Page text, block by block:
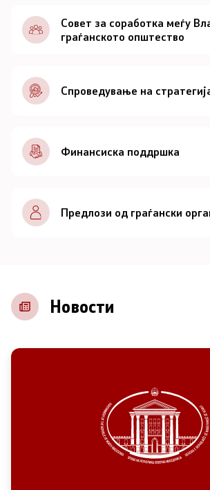
Документи
Совет
За советот
Документи
Записници и дневни редови од
Советот
Контакт
Основање на здружение
Совет за соработка меѓу
граѓанското општество
Спроведување на
Финансиска поддршка
Предлози од граѓански
Новости